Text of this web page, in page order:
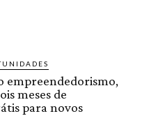
empreendedorismo,
meses de
para novos